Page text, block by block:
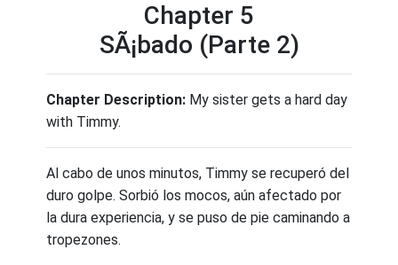
Chapter 5
SÃ¡bado (Parte 2)
Chapter Description: My sister gets a hard day
with Timmy.
Al cabo de unos minutos, Timmy se recuperó del
duro golpe. Sorbió los mocos, aún afectado por
la dura experiencia, y se puso de pie caminando a
tropezones.